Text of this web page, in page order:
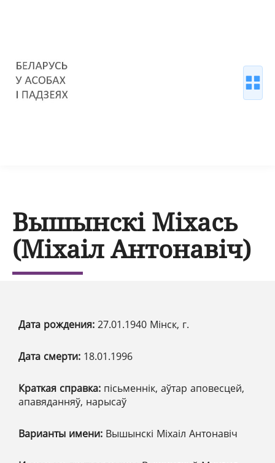
Вышынскі Міхась
(Міхаіл Антонавіч)
Дата рождения: 27.01.1940 Мінск, г.
Дата смерти: 18.01.1996
Краткая справка: пісьменнік, аўтар аповесцей,
апавяданняў, нарысаў
Варианты имени: Вышынскі Міхаіл Антонавіч